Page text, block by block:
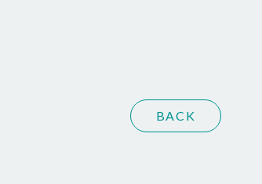
BACK